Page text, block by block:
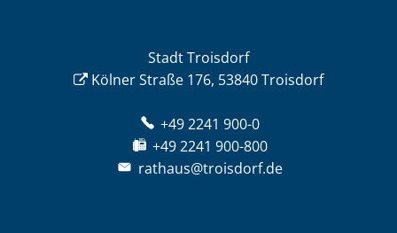
Stadt Troisdorf
Kölner Straße 176, 53840 Troisdorf
+49 2241 900-0
+49 2241 900-800
rathaus@troisdorf.de